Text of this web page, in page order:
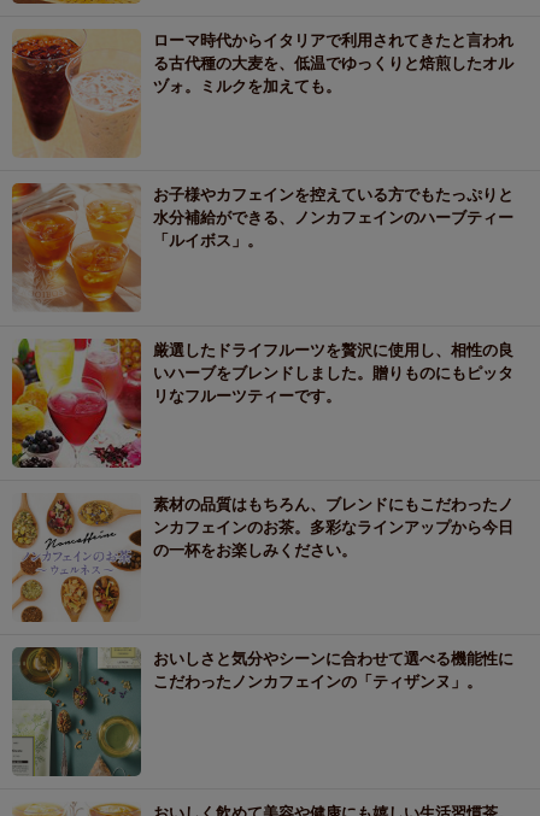
ローマ時代からイタリアで利用されてきたと言われ
る古代種の大麦を、低温でゆっくりと焙煎したオル
ヅォ。ミルクを加えても。
お子様やカフェインを控えている方でもたっぷりと
水分補給ができる、ノンカフェインのハーブティー
「ルイボス」。
厳選したドライフルーツを贅沢に使用し、相性の良
いハーブをブレンドしました。贈りものにもピッタ
リなフルーツティーです。
素材の品質はもちろん、ブレンドにもこだわったノ
ンカフェインのお茶。多彩なラインアップから今日
の一杯をお楽しみください。
おいしさと気分やシーンに合わせて選べる機能性に
こだわったノンカフェインの「ティザンヌ」。